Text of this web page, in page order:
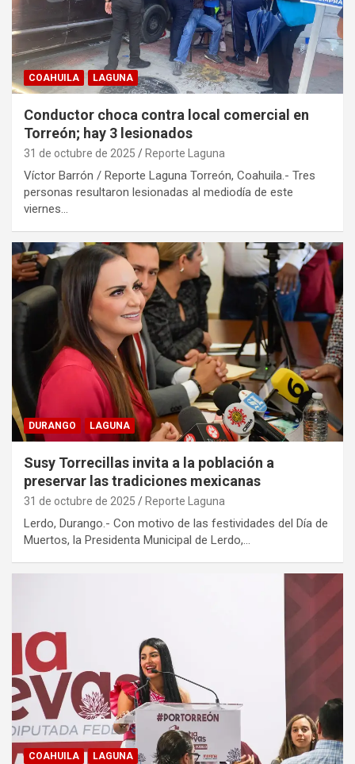
COAHUILA LAGUNA
Conductor choca contra local comercial en
Torreón; hay 3 lesionados
31 de octubre de 2025 Reporte Laguna
Víctor Barrón / Reporte Laguna Torreón, Coahuila.- Tres
personas resultaron lesionadas al mediodía de este
viernes…
DURANGO LAGUNA
Susy Torrecillas invita a la población a
preservar las tradiciones mexicanas
31 de octubre de 2025 Reporte Laguna
Lerdo, Durango.- Con motivo de las festividades del Día de
Muertos, la Presidenta Municipal de Lerdo,…
COAHUILA LAGUNA